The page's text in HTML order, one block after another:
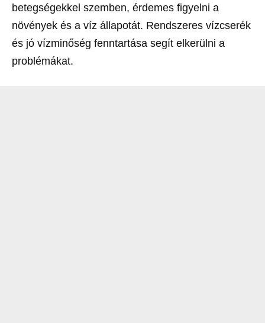
betegségekkel szemben, érdemes figyelni a
növények és a víz állapotát. Rendszeres vízcserék
és jó vízminőség fenntartása segít elkerülni a
problémákat.